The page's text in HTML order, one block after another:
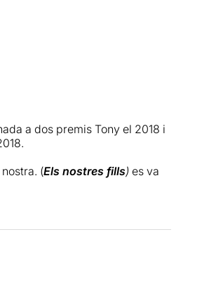
a dos premis Tony el 2018 i
(Els nostres fills) es va
tsunami i per una notícia
nuclear similar al de